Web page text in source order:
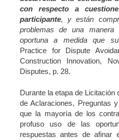
con respecto a
participante, y están
problemas de una manera
oportuna a medida que
Practice for Dispute
Construction Innovation,
Disputes, p. 28.
Durante la etapa de Licitación
de Aclaraciones, Preguntas
que la mayoría de los
profuso uso de las
respuestas antes de afinar